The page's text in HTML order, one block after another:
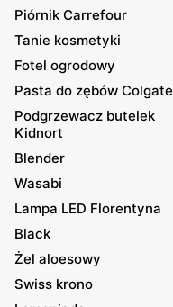
Piórnik Carrefour
Tanie kosmetyki
Fotel ogrodowy
Pasta do zębów Colgate
Podgrzewacz butelek
Kidnort
Blender
Wasabi
Lampa LED Florentyna
Black
Żel aloesowy
Swiss krono